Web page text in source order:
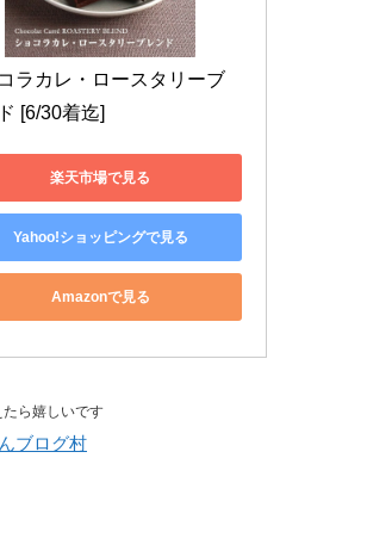
ラカレ・ロースタリーブ
[6/30着迄]
楽天市場で見る
Yahoo!ショッピングで見る
Amazonで見る
ら嬉しいです
ブログ村